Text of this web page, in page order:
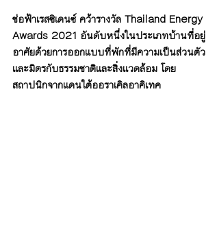
ช่อฟ้าเรสซิเดนซ์ คว้ารางวัล Thailand Energy
Awards 2021 อันดับหนึ่งในประเภทบ้านที่อยู่
อาศัยด้วยการออกแบบที่พักที่มีความเป็นส่วนตัว
และมิตรกับธรรมชาติและสิ่งแวดล้อม โดย
สถาปนิกจากแดนใต้ออราเคิลอาคิเทค